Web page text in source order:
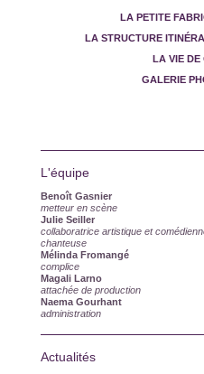
LA PETITE
LA STRUCTURE
LA VIE DE
GALERIE
L'équipe
Benoît Gasnier
metteur en scène
Julie Seiller
collaboratrice artistique et
chanteuse
Mélinda Fromangé
complice
Magali Larno
attachée de production
Naema Gourhant
administration
Actualités